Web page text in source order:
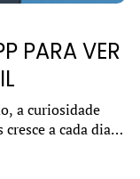
PARA VER
a curiosidade
a cada dia.
para ver quem